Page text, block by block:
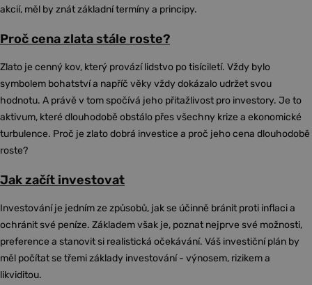
akcií, měl by znát základní termíny a principy.
Proč cena zlata stále roste?
Zlato je cenný kov, který provází lidstvo po tisíciletí. Vždy bylo
symbolem bohatství a napříč věky vždy dokázalo udržet svou
hodnotu. A právě v tom spočívá jeho přitažlivost pro investory. Je to
aktivum, které dlouhodobě obstálo přes všechny krize a ekonomické
turbulence. Proč je zlato dobrá investice a proč jeho cena dlouhodobě
roste?
Jak začít investovat
Investování je jedním ze způsobů, jak se účinně bránit proti inflaci a
ochránit své peníze. Základem však je, poznat nejprve své možnosti,
preference a stanovit si realistická očekávání. Váš investiční plán by
měl počítat se třemi základy investování - výnosem, rizikem a
likviditou.